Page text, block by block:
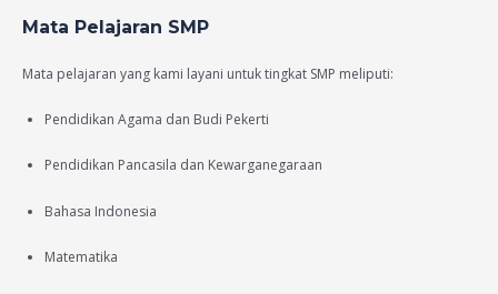
Mata Pelajaran SMP
Mata pelajaran yang kami layani untuk tingkat SMP meliputi:
Pendidikan Agama dan Budi Pekerti
Pendidikan Pancasila dan Kewarganegaraan
Bahasa Indonesia
Matematika